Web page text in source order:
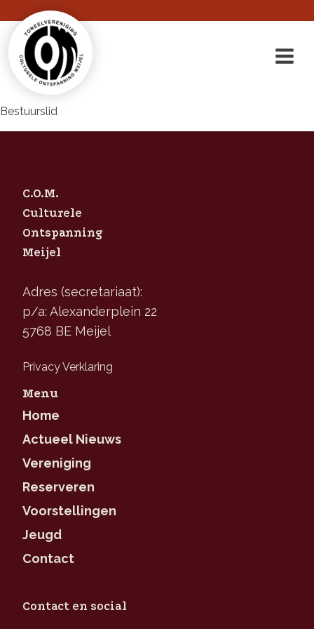
Bestuurslid
C.O.M.
Culturele
Ontspanning
Meijel
Adres (secretariaat):
p/a: Alexanderplein 22
5768 BE Meijel
Privacy Verklaring
Menu
Home
Actueel Nieuws
Vereniging
Reserveren
Voorstellingen
Jeugd
Contact
Contact en social